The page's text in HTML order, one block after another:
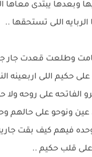
وبعدها يبتدى معاها
الربايه اللى تستحقها ..
وطلعت قعدت جار
حكيم اللى اربعينه
الفاتحه على روحه ولا
ونوحو على حالهم
فيهم كيف بقت
على قلب حكيم ..